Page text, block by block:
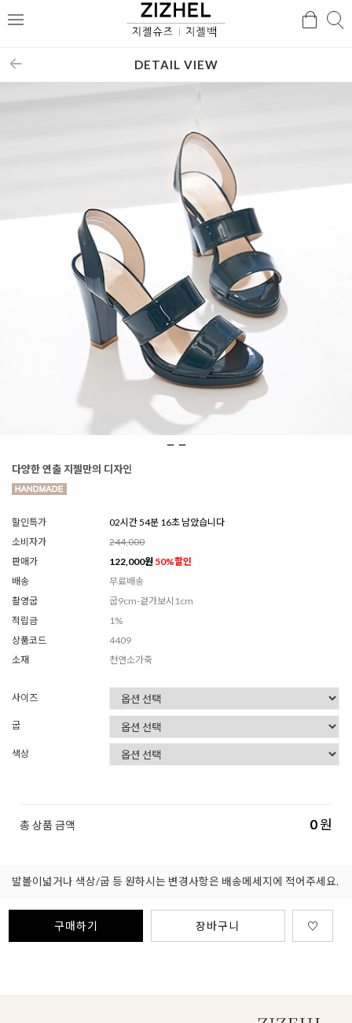
메
검
DETAIL VIEW
다양한 연출 지젤만의 디자인
할인특가
02시간 54분 14초 남았습니다
소비자가
244,000
판매가
122,000원 50%할인
배송
무료배송
촬영굽
굽9cm-겉가보시1cm
적립금
1%
상품코드
4409
소재
천연소가죽
사이즈
굽
색상
총 상품 금액 0원
발볼이넓거나 색상/굽 등 원하시는 변경사항은 배송메세지에 적어주세요.
구매하기 장바구니 ♡